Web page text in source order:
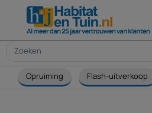
Opruiming Flash-uitverkoop